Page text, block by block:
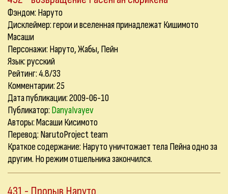
Фэндом: Наруто
Дисклеймер: герои и вселенная принадлежат Кишимото
Масаши
Персонажи: Наруто, Жабы, Пейн
Язык: русский
Рейтинг: 4.8/33
Комментарии:25
Дата публикации: 2009-06-10
Публикатор: DanyaIvayev
Авторы: Масаши Кисимото
Перевод: NarutoProject team
Краткое содержание: Наруто уничтожает тела Пейна одно за
другим. Но режим отшельника закончился.